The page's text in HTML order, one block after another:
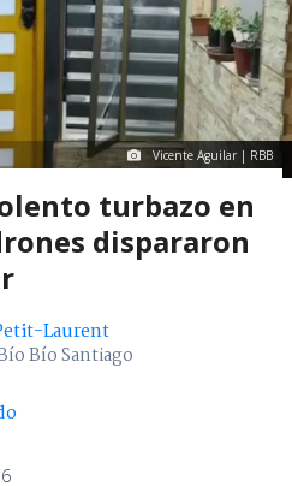
Vicente Aguilar | RBB
turbazo en
dispararon
Laurent
Bío Santiago